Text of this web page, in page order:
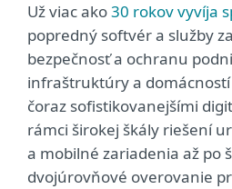
Už viac ako30 rokov vyvíja
popredný softvér a služby
bezpečnosť a ochranu
infraštruktúry a
čoraz sofistikovanejšími
rámci širokej škály riešení
a mobilné zariadenia až po
dvojúrovňové overovanie